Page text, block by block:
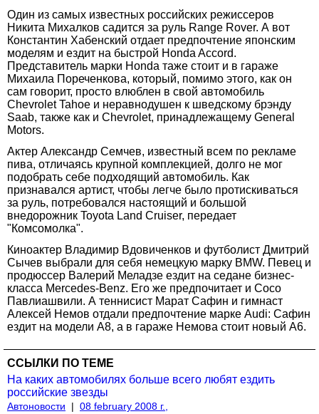
Один из самых известных российских режиссеров
Никита Михалков садится за руль Range Rover. А вот
Константин Хабенский отдает предпочтение японским
моделям и ездит на быстрой Honda Accord.
Представитель марки Honda таже стоит и в гараже
Михаила Пореченкова, который, помимо этого, как он
сам говорит, просто влюблен в свой автомобиль
Chevrolet Tahoe и неравнодушен к шведскому брэнду
Saab, также как и Chevrolet, принадлежащему General
Motors.
Актер Александр Семчев, известный всем по рекламе
пива, отличаясь крупной комплекцией, долго не мог
подобрать себе подходящий автомобиль. Как
признавался артист, чтобы легче было протискиваться
за руль, потребовался настоящий и большой
внедорожник Toyota Land Cruiser, передает
"Комсомолка".
Киноактер Владимир Вдовиченков и футболист Дмитрий
Сычев выбрали для себя немецкую марку BMW. Певец и
продюссер Валерий Меладзе ездит на седане бизнес-
класса Mercedes-Benz. Его же предпочитает и Сосо
Павлиашвили. А теннисист Марат Сафин и гимнаст
Алексей Немов отдали предпочтение марке Audi: Сафин
ездит на модели А8, а в гараже Немова стоит новый А6.
ССЫЛКИ ПО ТЕМЕ
На каких автомобилях больше всего любят ездить
российские звезды
Автоновости | 08 february 2008 г.,